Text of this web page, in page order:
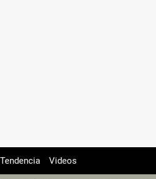
Tendencia Videos